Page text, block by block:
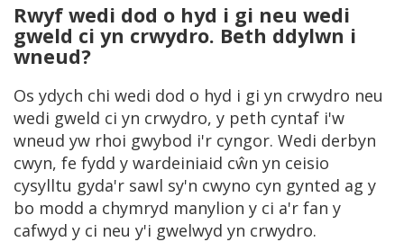
Rwyf wedi dod o hyd i gi neu wedi
gweld ci yn crwydro. Beth ddylwn i
wneud?
Os ydych chi wedi dod o hyd i gi yn crwydro neu
wedi gweld ci yn crwydro, y peth cyntaf i'w
wneud yw rhoi gwybod i'r cyngor. Wedi derbyn
cwyn, fe fydd y wardeiniaid cŵn yn ceisio
cysylltu gyda'r sawl sy'n cwyno cyn gynted ag y
bo modd a chymryd manylion y ci a'r fan y
cafwyd y ci neu y'i gwelwyd yn crwydro.